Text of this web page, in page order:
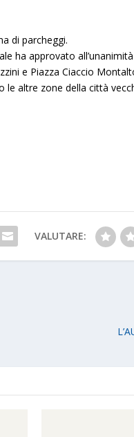
di parcheggi.
ha approvato
e Piazza Ciaccio
le altre zone della città
VALUTARE: